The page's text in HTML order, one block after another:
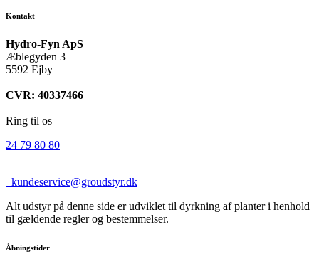
Kontakt
Hydro-Fyn ApS
Æblegyden 3
5592 Ejby
CVR: 40337466
Ring til os
24 79 80 80
kundeservice@groudstyr.dk
Alt udstyr på denne side er udviklet til dyrkning af planter i henhold
til gældende regler og bestemmelser.
Åbningstider